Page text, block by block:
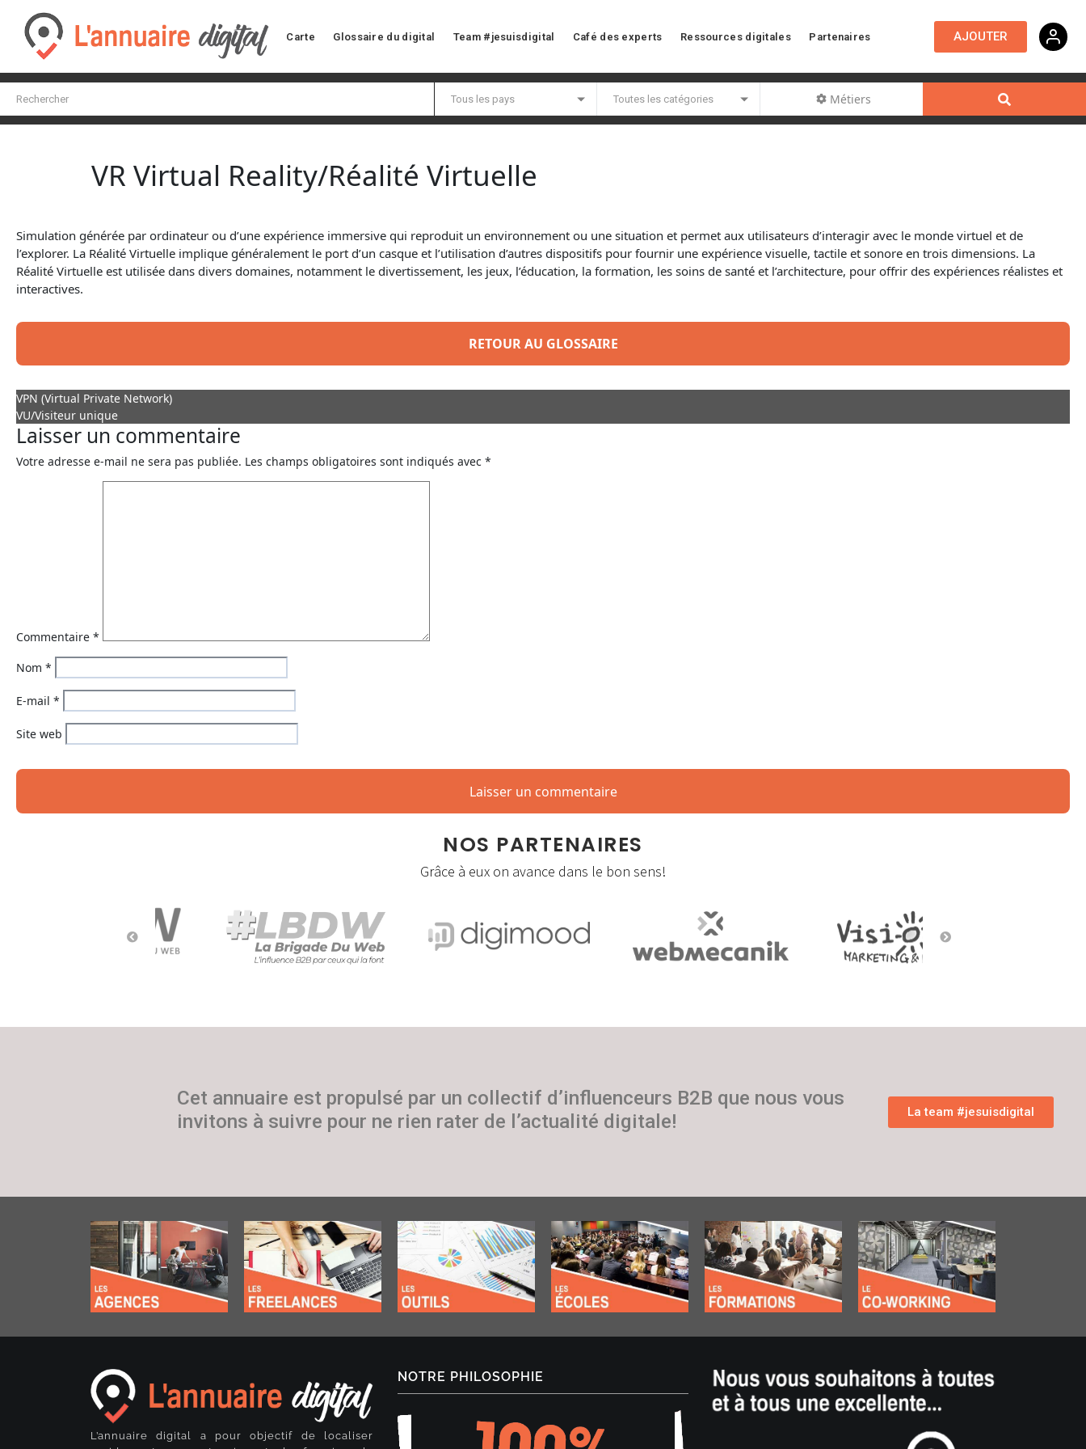
Carte Glossaire du digital Team #jesuisdigital Café des experts Ressources digitales Partenaires AJOUTER
Métiers
VR Virtual Reality/Réalité Virtuelle
Simulation générée par ordinateur ou d’une expérience immersive qui reproduit un environnement ou une situation et permet aux utilisateurs d’interagir avec le monde virtuel et de
l’explorer. La Réalité Virtuelle implique généralement le port d’un casque et l’utilisation d’autres dispositifs pour fournir une expérience visuelle, tactile et sonore en trois dimensions. La
Réalité Virtuelle est utilisée dans divers domaines, notamment le divertissement, les jeux, l’éducation, la formation, les soins de santé et l’architecture, pour offrir des expériences réalistes et
interactives.
RETOUR AU GLOSSAIRE
VPN (Virtual Private Network)
VU/Visiteur unique
Laisser un commentaire
Votre adresse e-mail ne sera pas publiée. Les champs obligatoires sont indiqués avec *
Commentaire *
Nom *
E-mail *
Site web
NOS PARTENAIRES
Grâce à eux on avance dans le bon sens!
Cet annuaire est propulsé par un collectif d’influenceurs B2B que nous vous
invitons à suivre pour ne rien rater de l’actualité digitale!
La team #jesuisdigital
L’annuaire digital a pour objectif de localiser
NOTRE PHILOSOPHIE